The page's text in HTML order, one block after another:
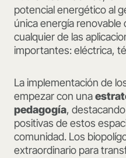
potencial energético al
única energía
cualquier de las
importantes: eléctrica,
La implementación de
empezar con una
pedagogía,
positivas de estos
comunidad. Los
extraordinario para